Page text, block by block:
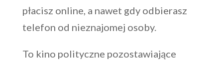
płacisz online, a nawet gdy odbierasz
telefon od nieznajomej osoby.
To kino polityczne pozostawiające